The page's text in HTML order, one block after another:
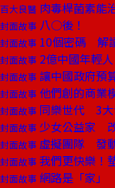
百大良醫 肉毒桿菌素能
封面故事 八○後！
封面故事 10個密碼 解
封面故事 2億中國年輕
封面故事 讓中國政府
封面故事 他們創的商
封面故事 同樂世代 3大
封面故事 少女公益家
封面故事 虛擬團隊 發
封面故事 我們更快樂！
封面故事 網路是「家